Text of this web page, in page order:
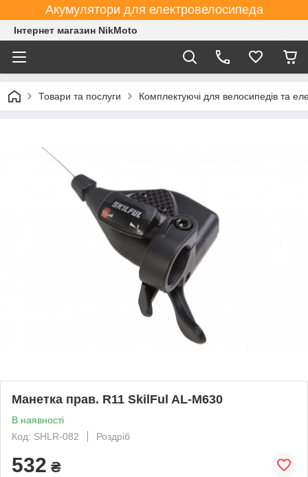
Акумулятори для електровелосипеда
Інтернет магазин NikMoto
Товари та послуги Комплектуючі для велосипедів та
Манетка прав. R11 SkilFul AL-M630
В наявності
Код: SHLR-082
Роздріб
532 ₴